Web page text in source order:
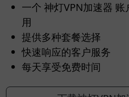
一个 神灯VPN加速器
用
提供多种套餐选择
快速响应的客户服务
每天享受免费时间